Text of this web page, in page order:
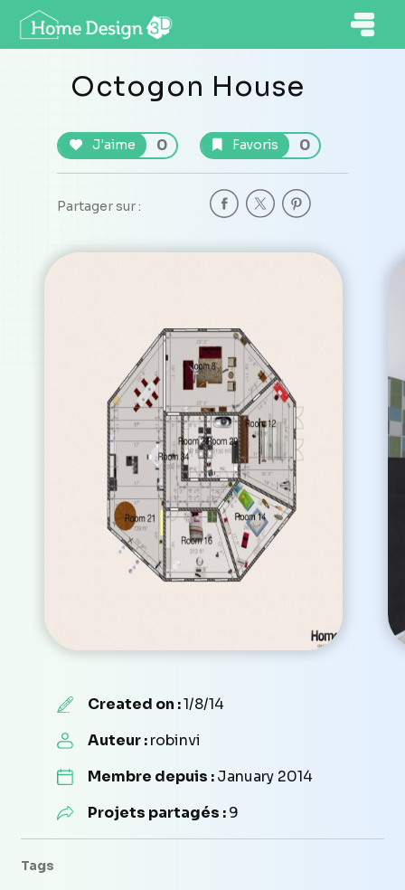
Octogon House
J'aime 0 Favoris 0
Partager sur :
Created on :1/8/14
Auteur :robinvi
Membre depuis :January 2014
Projets partagés :9
Tags